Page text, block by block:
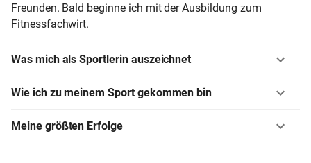
Freunden. Bald beginne ich mit der Ausbildung zum
Fitnessfachwirt.
Was mich als Sportlerin auszeichnet
Wie ich zu meinem Sport gekommen bin
Meine größten Erfolge